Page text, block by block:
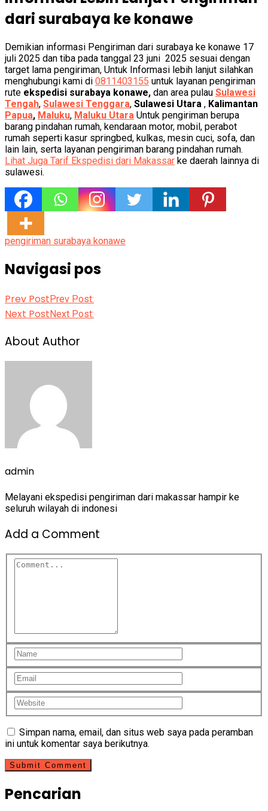
dari surabaya ke konawe
Demikian informasi Pengiriman dari surabaya ke konawe 17
juli 2025 dan tiba pada tanggal 23 juni 2025 sesuai dengan
target lama pengiriman, Untuk Informasi lebih lanjut silahkan
menghubungi kami di 0811403155 untuk layanan pengiriman
rute ekspedisi surabaya konawe, dan area pulau Sulawesi
Tengah, Sulawesi Tenggara, Sulawesi Utara , Kalimantan
Papua, Maluku, Maluku Utara Untuk pengiriman berupa
barang pindahan rumah, kendaraan motor, mobil, perabot
rumah seperti kasur springbed, kulkas, mesin cuci, sofa, dan
lain lain, serta layanan pengiriman barang pindahan rumah.
Lihat Juga Tarif Ekspedisi dari Makassar ke daerah lainnya di
sulawesi.
pengiriman surabaya konawe
Navigasi pos
Prev PostPrev Post:
Next PostNext Post:
About Author
admin
Melayani ekspedisi pengiriman dari makassar hampir ke
seluruh wilayah di indonesi
Add a Comment
Simpan nama, email, dan situs web saya pada peramban
ini untuk komentar saya berikutnya.
Pencarian